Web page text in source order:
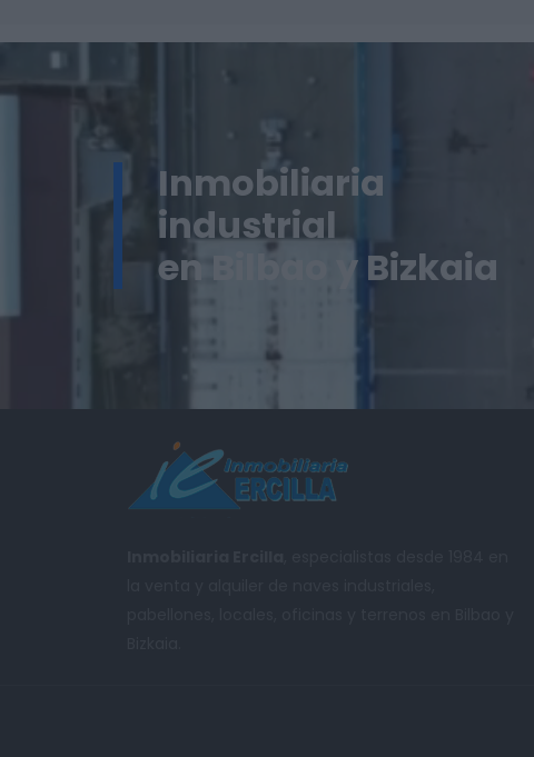
Inmobiliaria
industrial
en Bilbao y Bizkaia